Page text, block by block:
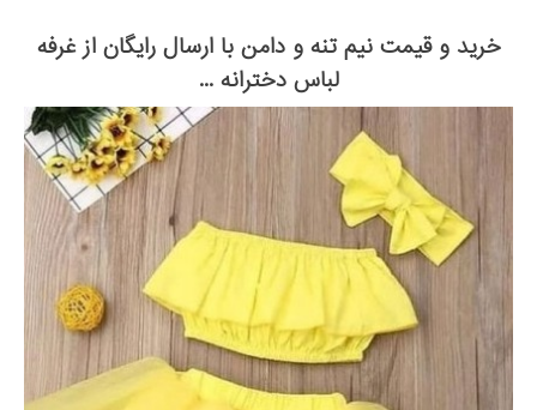
خرید و قیمت نیم تنه و دامن با ارسال رایگان از غرفه
لباس دخترانه ...